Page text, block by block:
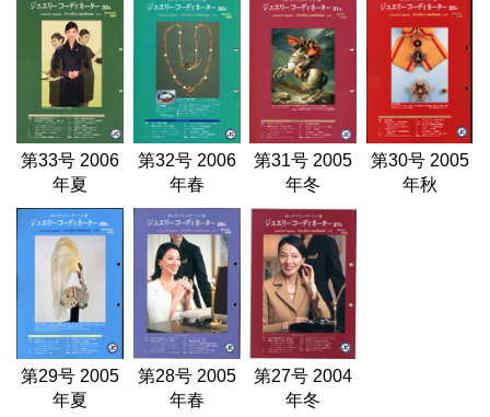
第33号 2006
年夏
第32号 2006
年春
第31号 2005
年冬
第30号 2005
年秋
第29号 2005
年夏
第28号 2005
年春
第27号 2004
年冬